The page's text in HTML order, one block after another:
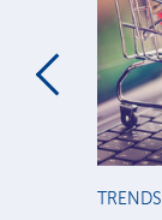
TRENDS